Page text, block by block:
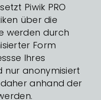
Piwik PRO
über die
werden durch
Form
Ihres
nur anonymisiert
anhand der